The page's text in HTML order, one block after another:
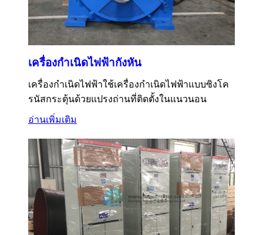
เครื่องกำเนิดไฟฟ้ากังหัน
เครื่องกำเนิดไฟฟ้าใช้เครื่องกำเนิดไฟฟ้าแบบซิงโค
รนัสกระตุ้นด้วยแปรงถ่านที่ติดตั้งในแนวนอน
อ่านเพิ่มเติม